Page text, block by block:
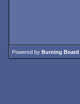
Powered by Burning Board